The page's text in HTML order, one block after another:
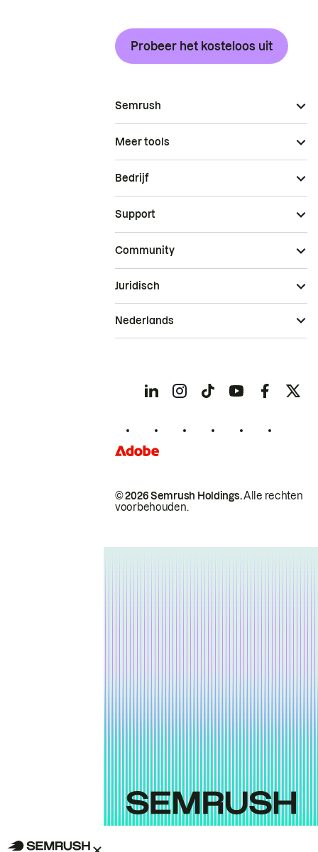
Probeer het kosteloos uit
Semrush
Meer tools
Bedrijf
Support
Community
© 2026 Semrush Holdings.Alle rechten
voorbehouden.
Juridisch
Nederlands